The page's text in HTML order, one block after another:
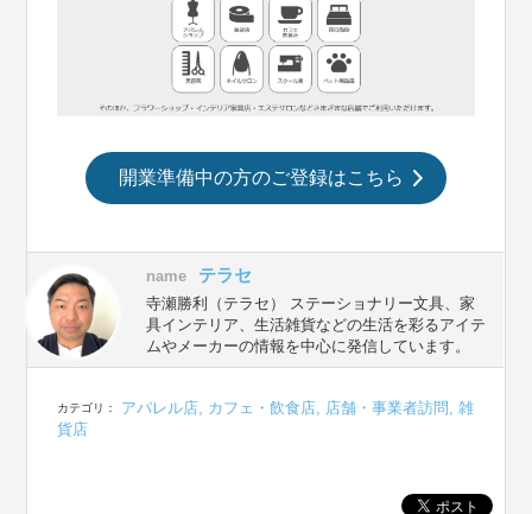
開業準備中の方のご登録はこちら
name テラセ
寺瀬勝利（テラセ） ステーショナリー文具、家
具インテリア、生活雑貨などの生活を彩るアイテ
ムやメーカーの情報を中心に発信しています。
カテゴリ： アパレル店, カフェ・飲食店, 店舗・事業者訪問 ,雑
貨店